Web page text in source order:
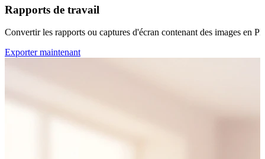
Rapports de travail
Convertir les rapports ou captures d'écran contenant des images en
Exporter maintenant